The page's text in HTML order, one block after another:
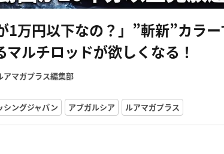
1万円以下なの？」”斬新”カラ
マルチロッドが欲しくなる！
アマガプラス編集部
シングジャパン アブガルシア ルアマガプラス